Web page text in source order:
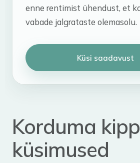
enne rentimist ühendust, et
vabade jalgrataste olemasolu.
Küsi saadavust
Korduma
küsimused